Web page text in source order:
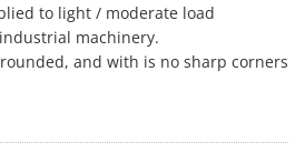
to light / moderate load
machinery.
and with is no sharp corners
the entire machine including the